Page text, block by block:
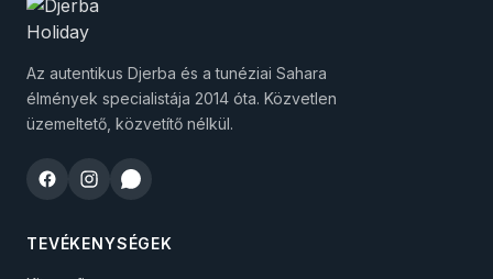
Az autentikus Djerba és a tunéziai Sahara
élmények specialistája 2014 óta. Közvetlen
üzemeltető, közvetítő nélkül.
TEVÉKENYSÉGEK